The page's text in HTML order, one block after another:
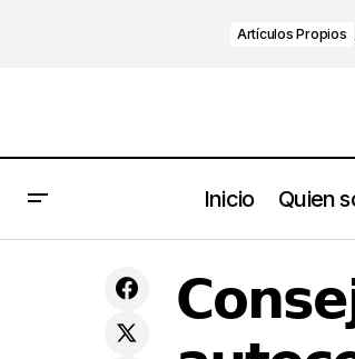
Artículos Propios
Inicio Quien
𝗿𝗲𝘃𝗼𝗹𝘂𝗰𝗶𝗼𝗻𝗮𝗻 𝗹𝗼𝘀 𝗻𝗲𝗴𝗼𝗰𝗶𝗼𝘀